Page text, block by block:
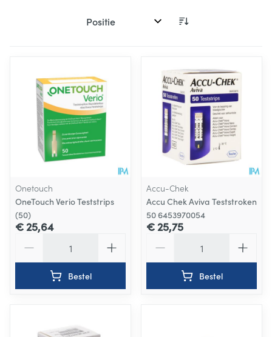
Sorteer op:
Onetouch
OneTouch Verio Teststrips
(50)
€ 25,64
Bestel
Accu-Chek
Accu Chek Aviva Teststroken
50 6453970054
€ 25,75
Bestel